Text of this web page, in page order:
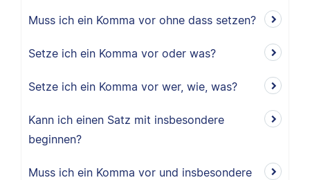
Muss ich ein Komma vor ohne dass setzen?
Setze ich ein Komma vor oder was?
Setze ich ein Komma vor wer, wie, was?
Kann ich einen Satz mit insbesondere
beginnen?
Muss ich ein Komma vor und insbesondere